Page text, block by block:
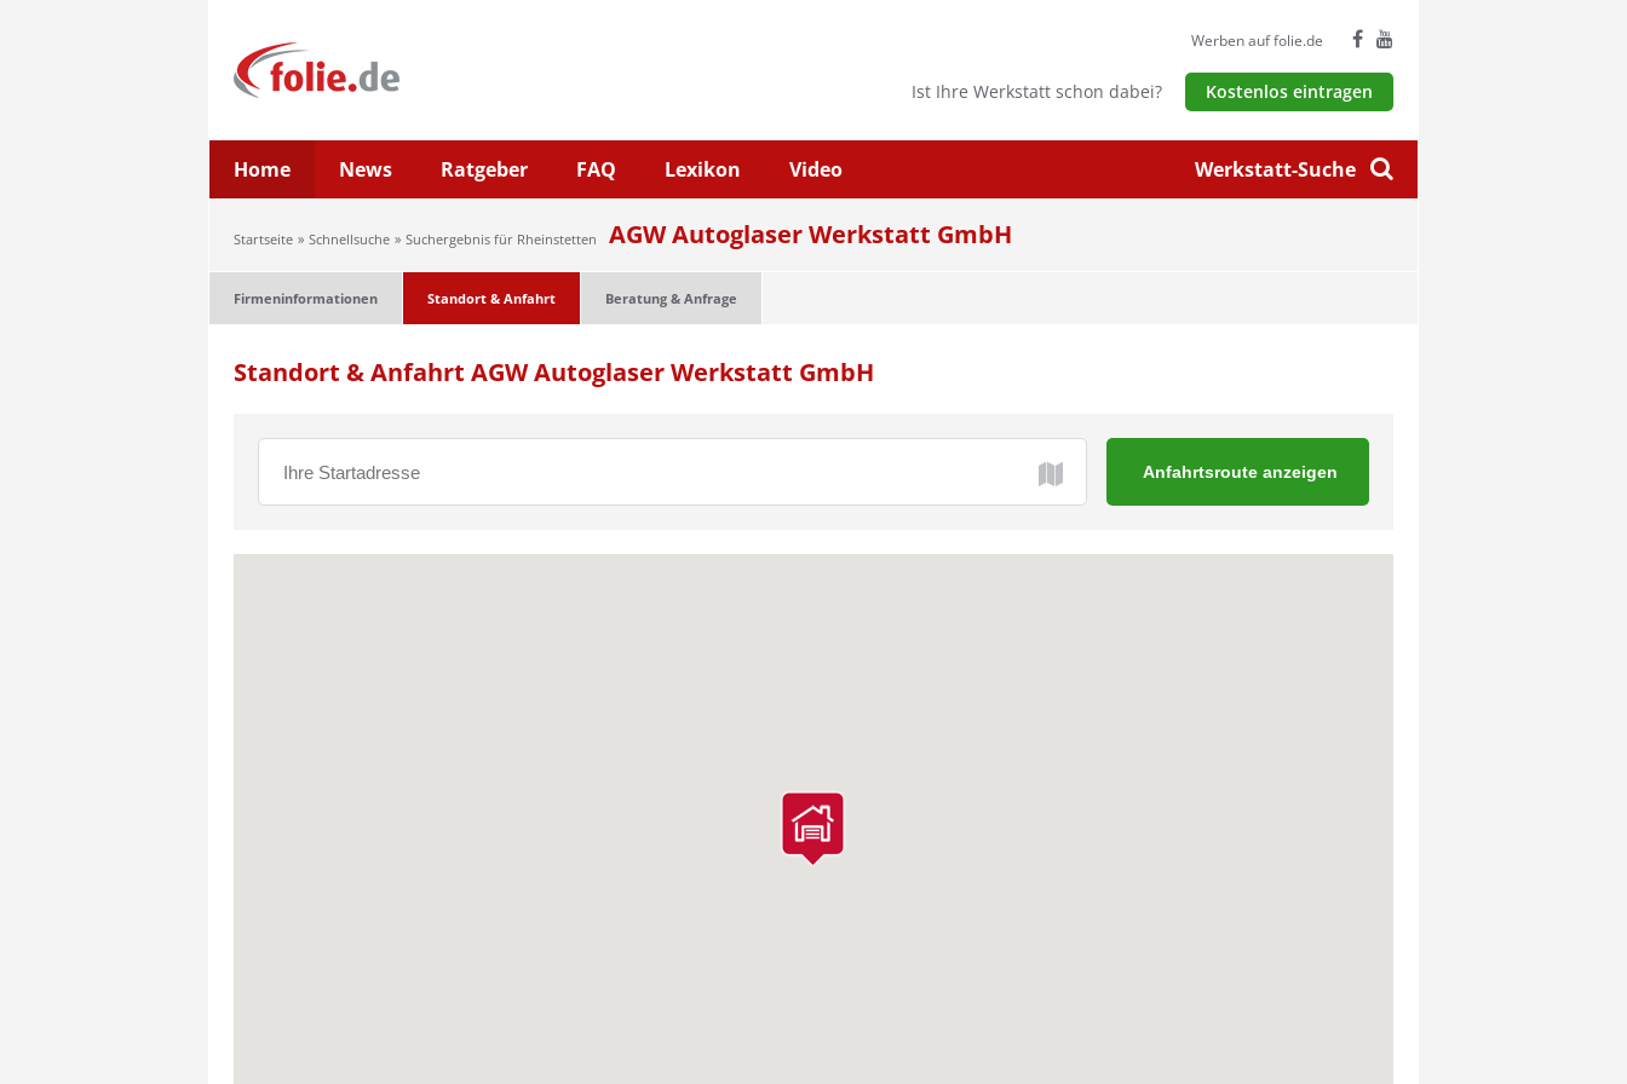
Werkstatt-Suche
Werben auf folie.de
Ist Ihre Werkstatt schon dabei? Kostenlos eintragen
Home News Ratgeber FAQ Lexikon Video
Startseite Schnellsuche Suchergebnis für Rheinstetten AGW Autoglaser Werkstatt GmbH
Firmeninformationen Standort & Anfahrt Beratung & Anfrage
Standort & Anfahrt AGW Autoglaser Werkstatt GmbH